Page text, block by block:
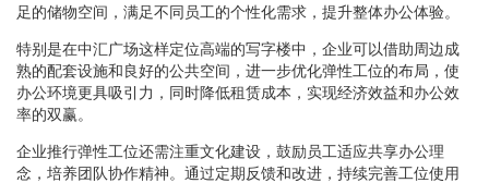
足的储物空间，满足不同员工的个性化需求，提升整体办公体验。
特别是在中汇广场这样定位高端的写字楼中，企业可以借助周边成
熟的配套设施和良好的公共空间，进一步优化弹性工位的布局，使
办公环境更具吸引力，同时降低租赁成本，实现经济效益和办公效
率的双赢。
企业推行弹性工位还需注重文化建设，鼓励员工适应共享办公理
念，培养团队协作精神。通过定期反馈和改进，持续完善工位使用